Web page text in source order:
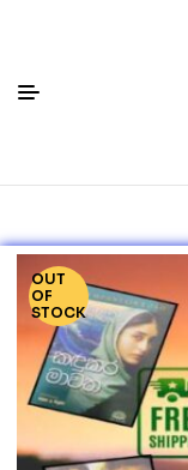
OUT
OF
STOCK